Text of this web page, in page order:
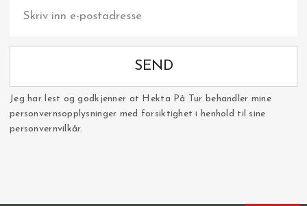
SEND
Jeg har lest og godkjenner at Hekta På Tur behandler mine
personvernsopplysninger med forsiktighet i henhold til sine
personvernvilkår.